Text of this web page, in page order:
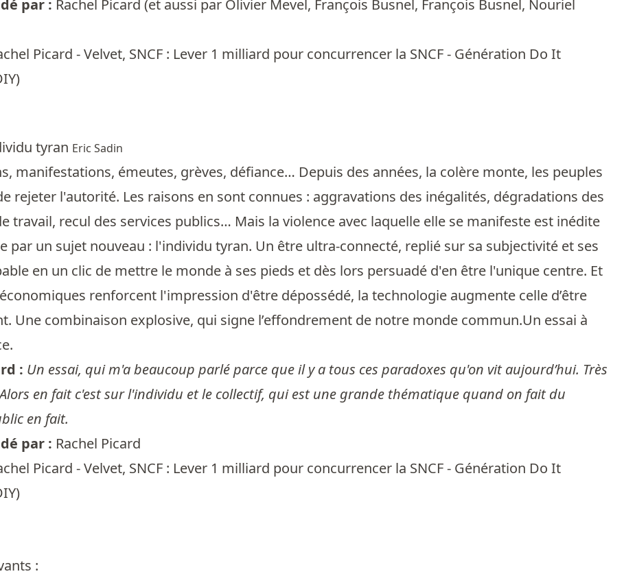
par : Rachel Picard (et aussi par Olivier Mevel, François Busnel, François Busnel, Nouriel
Picard - Velvet, SNCF : Lever 1 milliard pour concurrencer la SNCF - Génération Do It
tyran Eric Sadin
manifestations, émeutes, grèves, défiance… Depuis des années, la colère monte, les peuples
rejeter l'autorité. Les raisons en sont connues : aggravations des inégalités, dégradations des
travail, recul des services publics… Mais la violence avec laquelle elle se manifeste est inédite
par un sujet nouveau : l'individu tyran. Un être ultra-connecté, replié sur sa subjectivité et ses
en un clic de mettre le monde à ses pieds et dès lors persuadé d'en être l'unique centre. Et
renforcent l'impression d'être dépossédé, la technologie augmente celle d’être
Une combinaison explosive, qui signe l’effondrement de notre monde commun.Un essai à
: Un essai, qui m'a beaucoup parlé parce que il y a tous ces paradoxes qu'on vit aujourd’hui. Très
en fait c'est sur l'individu et le collectif, qui est une grande thématique quand on fait du
en fait.
par : Rachel Picard
Picard - Velvet, SNCF : Lever 1 milliard pour concurrencer la SNCF - Génération Do It
: